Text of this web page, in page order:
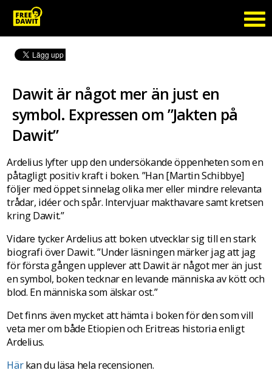
Dawit är något mer än just en
symbol. Expressen om ”Jakten på
Dawit”
Ardelius lyfter upp den undersökande öppenheten som en
påtagligt positiv kraft i boken. ”Han [Martin Schibbye]
följer med öppet sinnelag olika mer eller mindre relevanta
trådar, idéer och spår. Intervjuar makthavare samt kretsen
kring Dawit.”
Vidare tycker Ardelius att boken utvecklar sig till en stark
biografi över Dawit. ”Under läsningen märker jag att jag
för första gången upplever att Dawit är något mer än just
en symbol, boken tecknar en levande människa av kött och
blod. En människa som älskar ost.”
Det finns även mycket att hämta i boken för den som vill
veta mer om både Etiopien och Eritreas historia enligt
Ardelius.
Härkan du läsa hela recensionen.